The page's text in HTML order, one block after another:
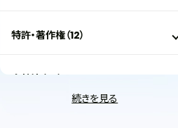
特許・著作権（12）
会社法（35）
続きを見る